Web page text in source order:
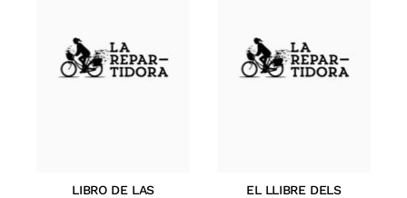
LIBRO DE LAS
EL LLIBRE DELS